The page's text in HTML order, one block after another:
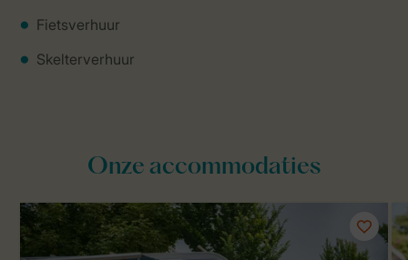
Fietsverhuur
Skelterverhuur